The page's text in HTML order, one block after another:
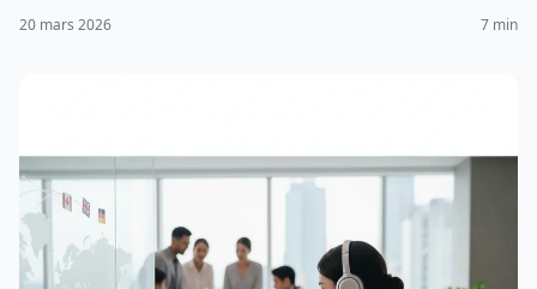
20 mars 2026 7 min